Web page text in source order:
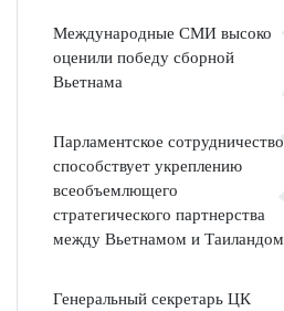
Международные СМИ высоко
оценили победу сборной
Вьетнама
Парламентское сотрудничество
способствует укреплению
всеобъемлющего
стратегического партнерства
между Вьетнамом и Таиландом
Генеральный секретарь ЦК